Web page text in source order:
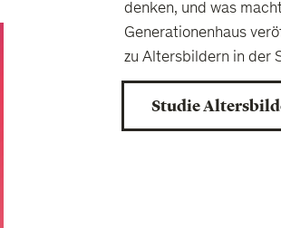
denken, und was
Generationenhaus
zu Altersbildern in der
Studie